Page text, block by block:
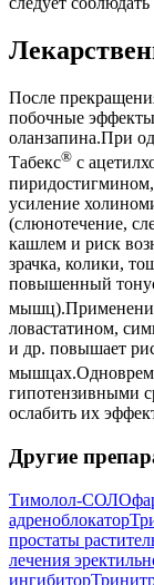
После
побочные
оланзапина.При
Табекс® с
усиление
(слюнотечение,
кашлем и риск
зрачка, колики,
повышенный
ловастатином,
и др. повышает
гипотензивными
ослабить их
Другие
Тимолол-
адреноблокатор
простаты
лечения
ингибитор